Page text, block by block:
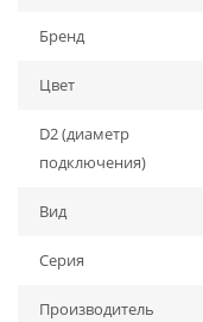
Бренд
Цвет
D2 (диаметр
подключения)
Вид
Серия
Производитель